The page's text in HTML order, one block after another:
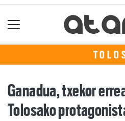
Ganadua, txekor
Tolosako